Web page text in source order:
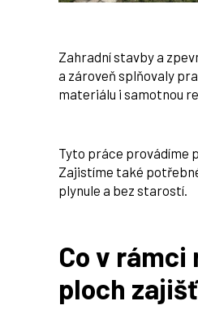
Zahradní stavby a
a zároveň splňovaly
materiálu i samotnou
Tyto práce provádíme
Zajistíme také
plynule a bez starostí.
Co v rámci
ploch